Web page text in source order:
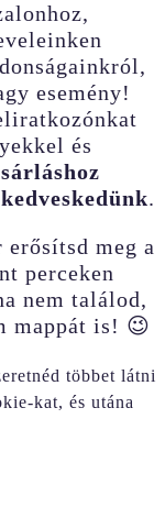
esemény!
és
.
meg a
perceken
nem találod,
mappát is! 😉
többet látni
kat, és utána